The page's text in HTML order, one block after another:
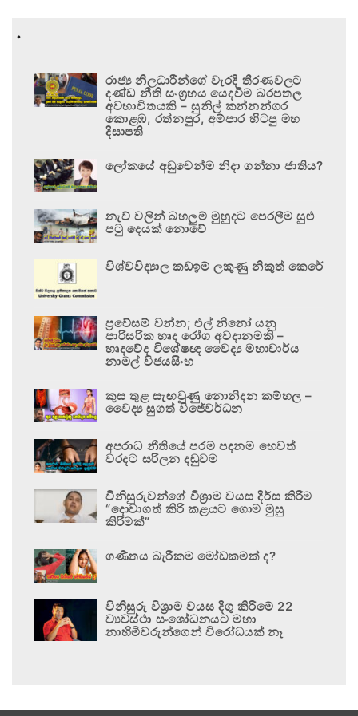
.
රාජ්‍ය නිලධාරීන්ගේ වැරදි තීරණවලට
දණ්ඩ නීති සංග්‍රහය යෙදවීම බරපතල
අවභාවිතයකි – සුනිල් කන්නන්ගර
කොළඹ, රත්නපුර, අම්පාර හිටපු මහ
දිසාපති
ලෝකයේ අඩුවෙන්ම නිදා ගන්නා ජාතිය?
නැව් වලින් බහලුම් මුහුදට පෙරලීම සුළු
පටු දෙයක් නොවේ
විශ්වවිද්‍යාල කඩඉම් ලකුණු නිකුත් කෙරේ
ප්‍රවේසම් වන්න; එල් නිනෝ යනු
පාරිසරික හෘද රෝග අවදානමකි –
හෘදවේද විශේෂඥ වෛද්‍ය මහාචාර්ය
නාමල් විජයසිංහ
කුස තුළ සැඟවුණු නොනිදන කම්හල –
වෛද්‍ය සුගත් විජේවර්ධන
අපරාධ නීතියේ පරම පදනම හෙවත්
වරදට සරිලන දඬුවම
විනිසුරුවන්ගේ විශ්‍රාම වයස දීර්ඝ කිරීම
“දොවාගත් කිරි කළයට ගොම මුසු
කිරීමක්”
ගණිතය බැරිකම මෝඩකමක් ද?
විනිසුරු විශ්‍රාම වයස දිගු කිරීමේ 22
ව්‍යවස්ථා සංශෝධනයට මහා
නාහිමිවරුන්ගෙන් විරෝධයක් නෑ